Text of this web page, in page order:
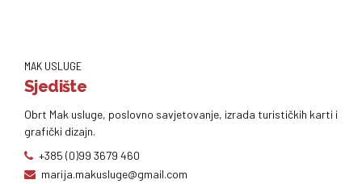
MAK USLUGE
Sjedište
Obrt Mak usluge, poslovno savjetovanje, izrada turističkih karti i
grafički dizajn.
+385 (0)99 3679 460
marija.makusluge@gmail.com